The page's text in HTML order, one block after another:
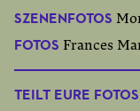
SZENENFOTOS
FOTOS Frances
TEILT EURE